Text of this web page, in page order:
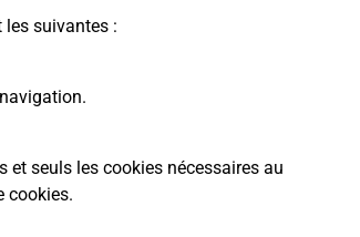
suivantes :
et seuls les cookies nécessaires au
cookies.